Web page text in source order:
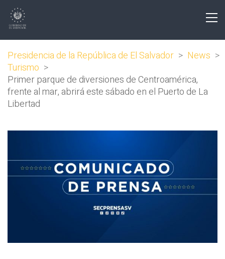
Presidencia de la República de El Salvador > News >
Turismo >
Primer parque de diversiones de Centroamérica,
frente al mar, abrirá este sábado en el Puerto de La
Libertad